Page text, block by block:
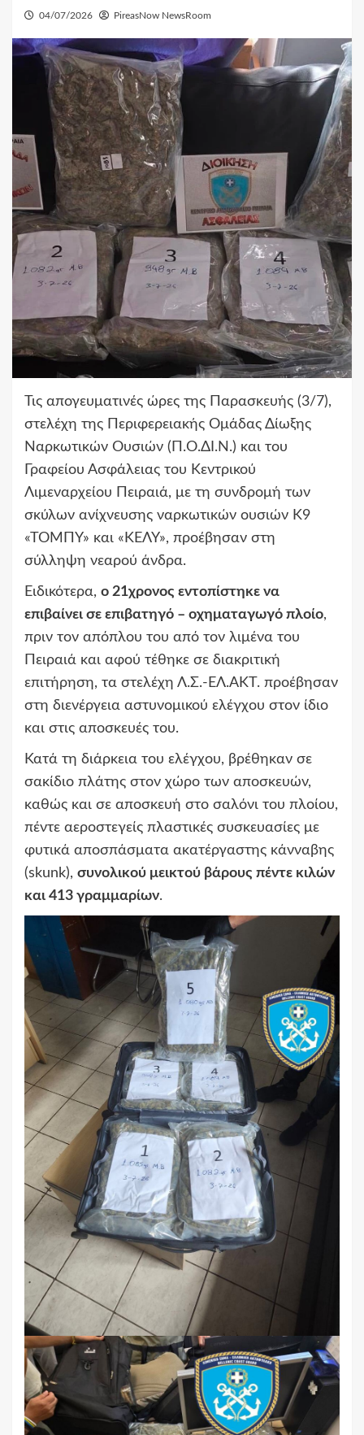
04/07/2026 PireasNow NewsRoom
Τις απογευματινές ώρες της Παρασκευής (3/7),
στελέχη της Περιφερειακής Ομάδας Δίωξης
Ναρκωτικών Ουσιών (Π.Ο.ΔΙ.Ν.) και του
Γραφείου Ασφάλειας του Κεντρικού
Λιμεναρχείου Πειραιά, με τη συνδρομή των
σκύλων ανίχνευσης ναρκωτικών ουσιών Κ9
«ΤΟΜΠΥ» και «ΚΕΛΥ», προέβησαν στη
σύλληψη νεαρού άνδρα.
Ειδικότερα, ο 21χρονος εντοπίστηκε να
επιβαίνει σε επιβατηγό – οχηματαγωγό πλοίο,
πριν τον απόπλου του από τον λιμένα του
Πειραιά και αφού τέθηκε σε διακριτική
επιτήρηση, τα στελέχη Λ.Σ.-ΕΛ.ΑΚΤ. προέβησαν
στη διενέργεια αστυνομικού ελέγχου στον ίδιο
και στις αποσκευές του.
Κατά τη διάρκεια του ελέγχου, βρέθηκαν σε
σακίδιο πλάτης στον χώρο των αποσκευών,
καθώς και σε αποσκευή στο σαλόνι του πλοίου,
πέντε αεροστεγείς πλαστικές συσκευασίες με
φυτικά αποσπάσματα ακατέργαστης κάνναβης
(skunk), συνολικού μεικτού βάρους πέντε κιλών
και 413 γραμμαρίων.